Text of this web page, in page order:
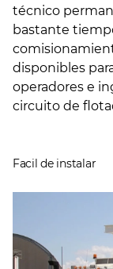
técnico
bastante
disponibles
operadores e
circuito de
Facil de instalar